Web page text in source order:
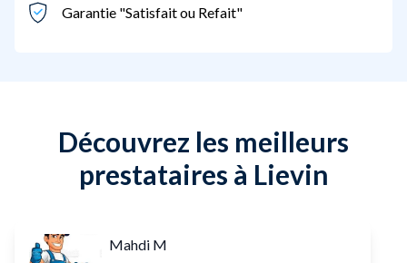
Garantie "Satisfait ou Refait"
Découvrez les meilleurs
prestataires à Lievin
Mahdi M